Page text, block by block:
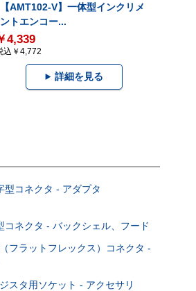
【AMT102-V】一体型インクリメ
ントエンコー...
4,339
込￥4,772
詳細を見る
型コネクタ - アダプタ
コネクタ - バックシェル、フード
フラットフレックス）コネクタ -
スタ用ソケット - アクセサリ